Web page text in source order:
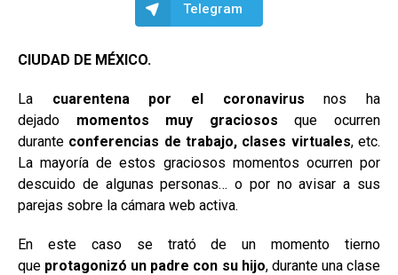
Telegram
CIUDAD DE MÉXICO.
La cuarentena por el coronavirusnos ha
dejado momentos muy graciosos que ocurren
durante conferencias de trabajo, clases virtuales, etc.
La mayoría de estos graciosos momentos ocurren por
descuido de algunas personas… o por no avisar a sus
parejas sobre la cámara web activa.
En este caso se trató de un momento tierno
que protagonizó un padre con su hijo, durante una clase